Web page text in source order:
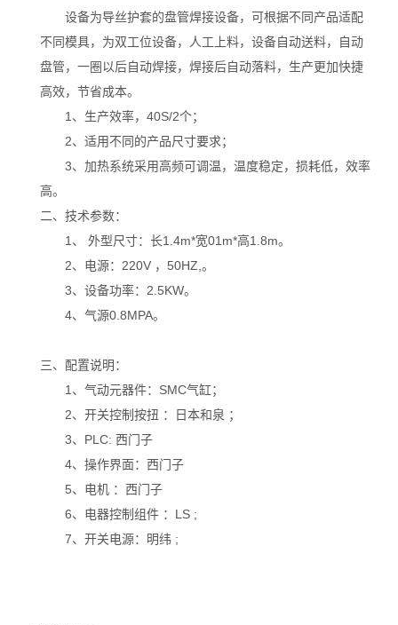
设备为导丝护套的盘管焊接设备，可根据不同产品适配
不同模具，为双工位设备，人工上料，设备自动送料，自动
盘管，一圈以后自动焊接，焊接后自动落料，生产更加快捷
高效，节省成本。
1、生产效率，40S/2个；
2、适用不同的产品尺寸要求；
3、加热系统采用高频可调温，温度稳定，损耗低，效率
高。
二、技术参数：
1、 外型尺寸：长1.4m*宽01m*高1.8m。
2、电源：220V ，50HZ,。
3、设备功率：2.5KW。
4、气源0.8MPA。
三、配置说明：
1、气动元器件：SMC气缸；
2、开关控制按扭 ：日本和泉 ；
3、PLC: 西门子
4、操作界面： 西门子
5、电机 ： 西门子
6、电器控制组件 ：LS ;
7、开关电源：明纬 ;